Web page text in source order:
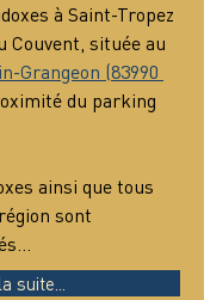
à Saint-Tropez
Couvent, située au
Grangeon (83990
du parking
ainsi que tous
sont
suite...